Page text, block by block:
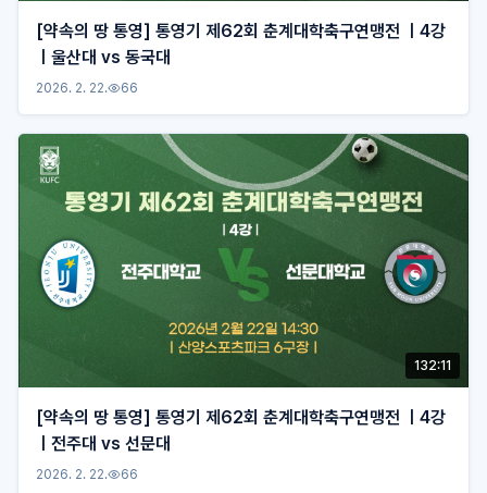
[약속의 땅 통영] 통영기 제62회 춘계대학축구연맹전 ㅣ4강
ㅣ울산대 vs 동국대
2026. 2. 22. 66
132:11
[약속의 땅 통영] 통영기 제62회 춘계대학축구연맹전 ㅣ4강
ㅣ전주대 vs 선문대
2026. 2. 22. 66